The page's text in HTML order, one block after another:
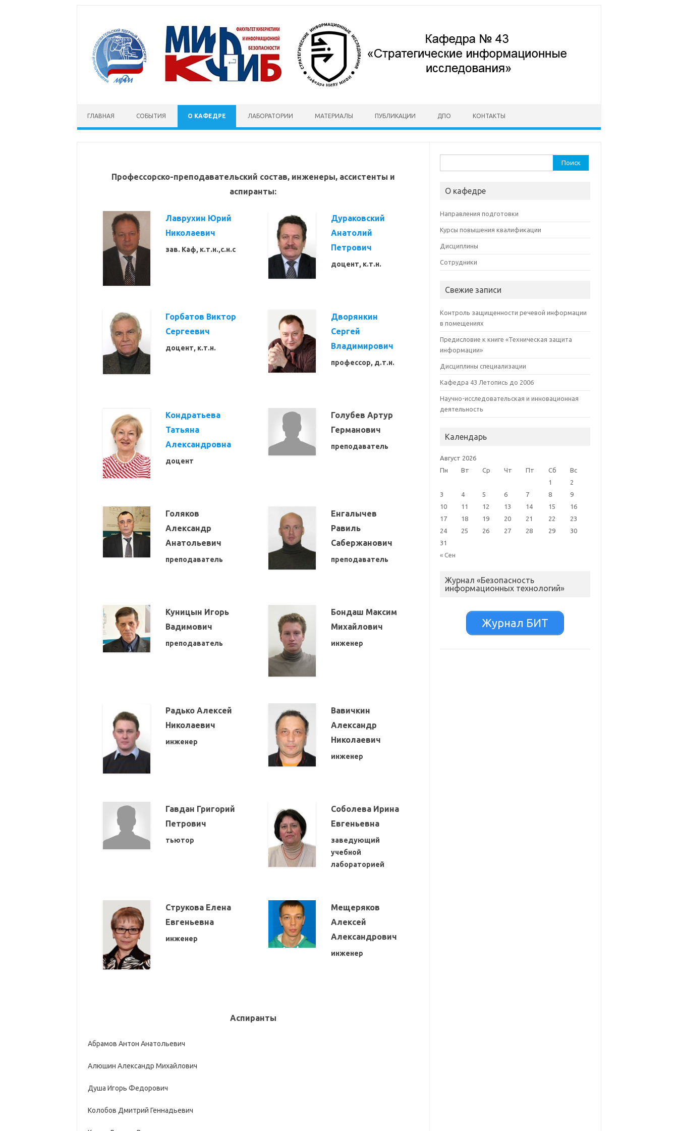
ГЛАВНАЯ СОБЫТИЯ О КАФЕДРЕ ЛАБОРАТОРИИ МАТЕРИАЛЫ ПУБЛИКАЦИИ ДПО КОНТАКТЫ
Профессорско-преподавательский состав, инженеры, ассистенты и
аспиранты:
Лаврухин Юрий
Николаевич
зав. Каф, к.т.н.,с.н.с
Дураковский
Анатолий
Петрович
доцент, к.т.н.
Горбатов Виктор
Сергеевич
доцент, к.т.н.
Дворянкин
Сергей
Владимирович
профессор, д.т.н.
Кондратьева
Татьяна
Александровна
доцент
Голубев Артур
Германович
преподаватель
Голяков
Александр
Анатольевич
преподаватель
Енгалычев
Равиль
Сабержанович
преподаватель
Куницын Игорь
Вадимович
преподаватель
Бондаш Максим
Михайлович
инженер
Радько Алексей
Николаевич
инженер
Вавичкин
Александр
Николаевич
инженер
Гавдан Григорий
Петрович
тьютор
Соболева Ирина
Евгеньевна
заведующий
учебной
лабораторией
Струкова Елена
Евгеньевна
инженер
Мещеряков
Алексей
Александрович
инженер
Аспиранты
Абрамов Антон Анатольевич
Алюшин Александр Михайлович
Душа Игорь Федорович
Колобов Дмитрий Геннадьевич
О кафедре
Направления подготовки
Курсы повышения квалификации
Дисциплины
Сотрудники
Свежие записи
Контроль защищенности речевой информации
в помещениях
Предисловие к книге «Техническая защита
информации»
Дисциплины специализации
Кафедра 43 Летопись до 2006
Научно-исследовательская и инновационная
деятельность
Календарь
Август 2026
Пн
Вт Ср Чт Пт Сб Вс
« Сен
1
2
3
4 5 6 7 8
9
10
11 12 13 14 15
16
17
18 19 20 21 22
23
24
25 26 27 28 29
30
31
Журнал «Безопасность
информационных технологий»
Журнал БИТ